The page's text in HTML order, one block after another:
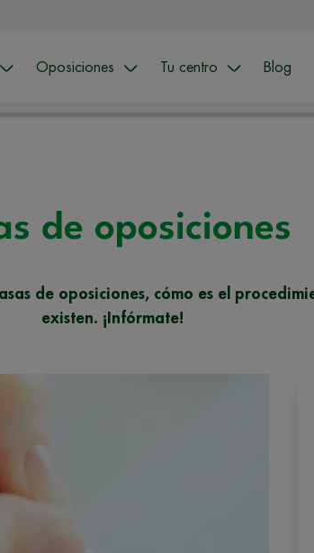
Oposiciones Tu centro Blog
de oposiciones
de oposiciones, cómo es el
existen. ¡Infórmate!